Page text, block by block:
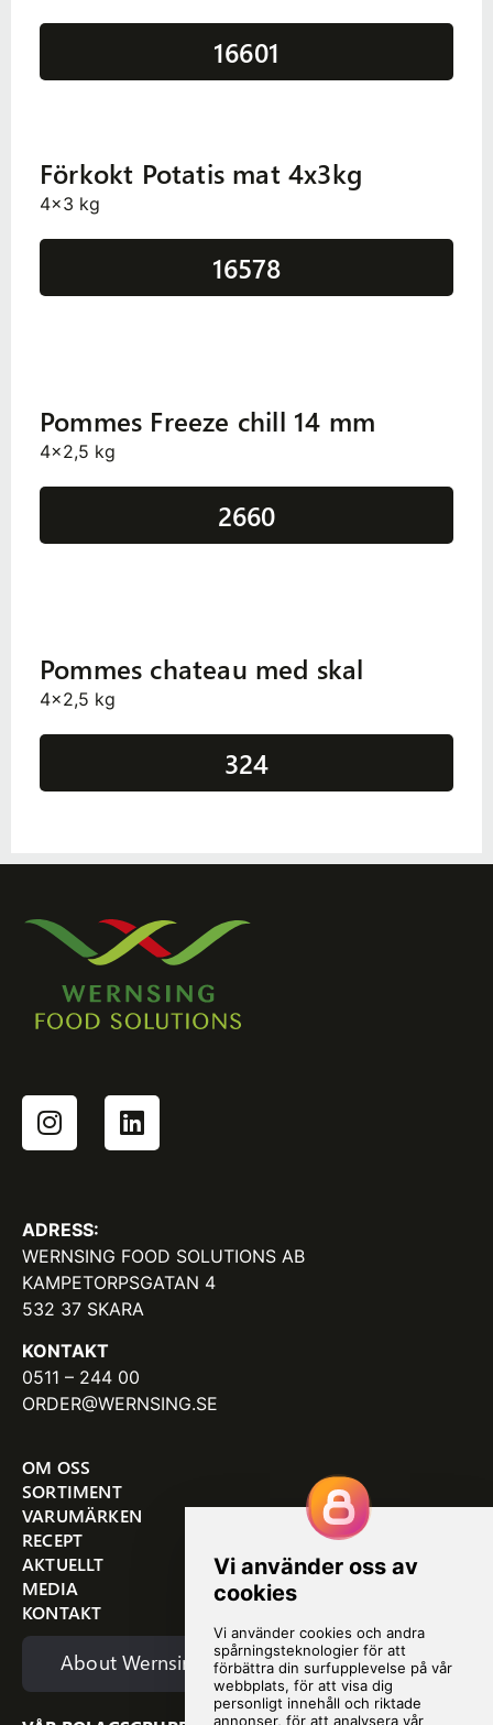
16601
Förkokt Potatis mat 4x3kg
4x3 kg
16578
Pommes Freeze chill 14 mm
4x2,5 kg
2660
Pommes chateau med skal
4x2,5 kg
324
ADRESS:
WERNSING FOOD SOLUTIONS AB
KAMPETORPSGATAN 4
532 37 SKARA
KONTAKT
0511 – 244 00
ORDER@WERNSING.SE
OM OSS
SORTIMENT
VARUMÄRKEN
RECEPT
AKTUELLT
MEDIA
KONTAKT
About Wernsing